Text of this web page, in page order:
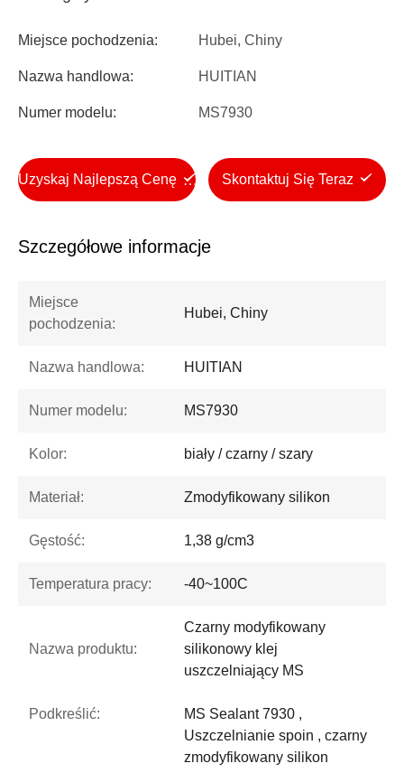
Miejsce pochodzenia: Hubei, Chiny
Nazwa handlowa: HUITIAN
Numer modelu: MS7930
Uzyskaj Najlepszą Cenę Skontaktuj Się Teraz
Szczegółowe informacje
Miejsce
pochodzenia:
Hubei, Chiny
Nazwa handlowa: HUITIAN
Numer modelu: MS7930
Kolor: biały / czarny / szary
Materiał: Zmodyfikowany silikon
Gęstość: 1,38 g/cm3
Temperatura pracy: -40~100C
Nazwa produktu:
Czarny modyfikowany
silikonowy klej
uszczelniający MS
Podkreślić:
MS Sealant 7930 ,
Uszczelnianie spoin , czarny
zmodyfikowany silikon